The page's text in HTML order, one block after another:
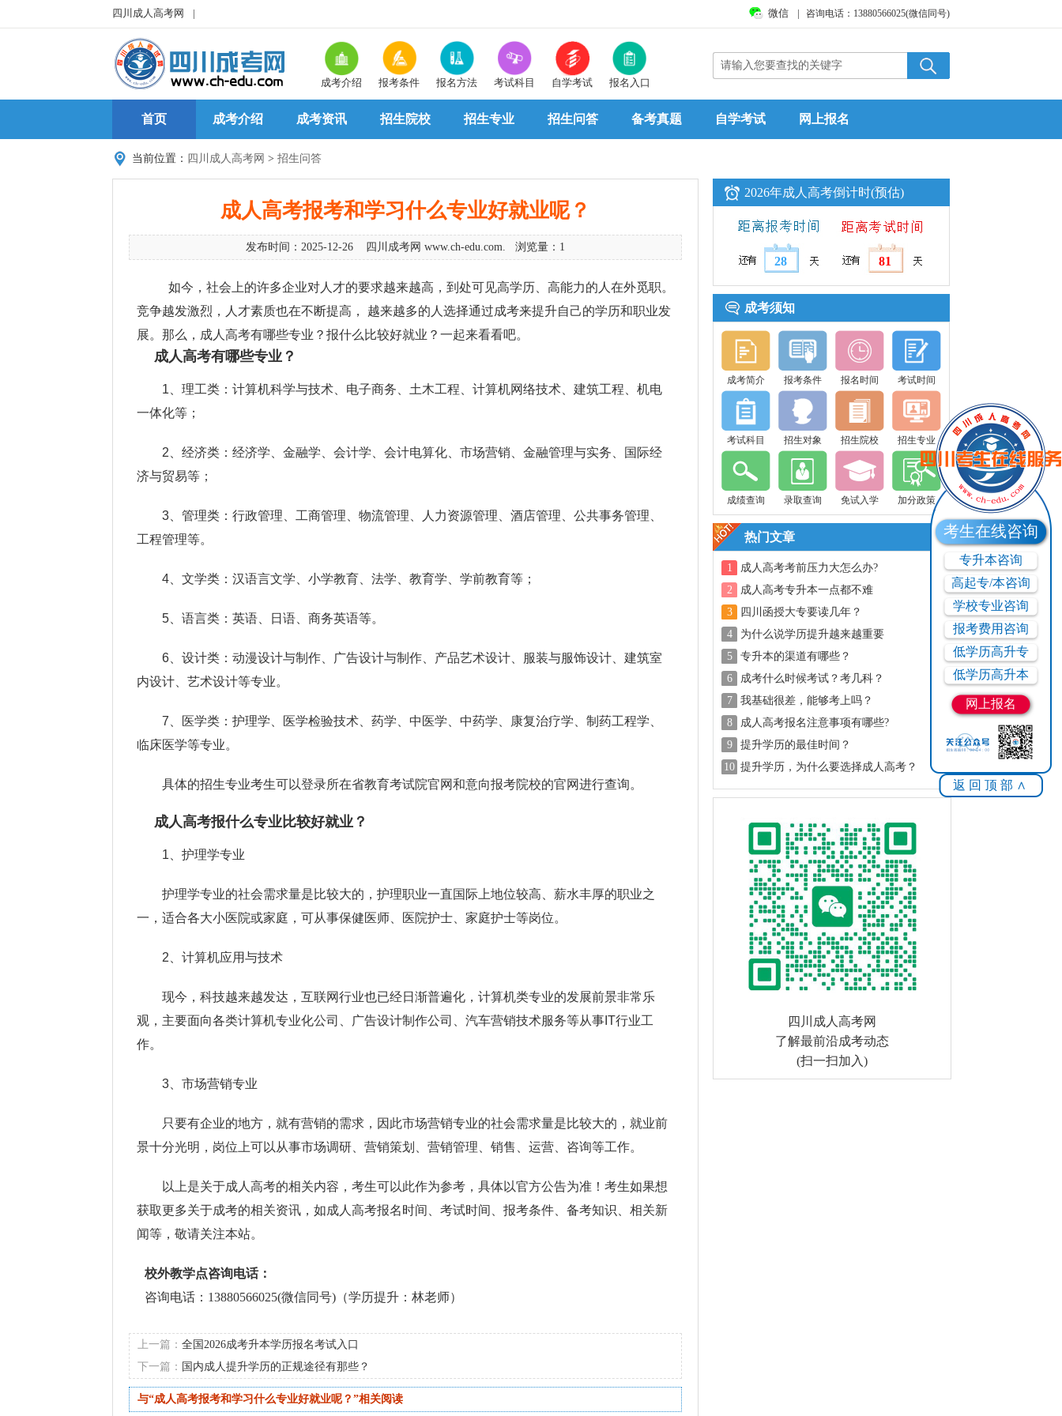
考生在线咨询
专升本咨询
高起专/本咨询
学校专业咨询
报考费用咨询
低学历高升专
低学历高升本
网上报名
返回顶部∧
四川成人高考网 | 微信 | 咨询电话：13880566025(微信同号)
成考介绍 报考条件 报名方法 考试科目 自学考试 报名入口
首页 成考介绍 成考资讯 招生院校 招生专业 招生问答 备考真题 自学考试 网上报名
当前位置： 四川成人高考网 > 招生问答
成人高考报考和学习什么专业好就业呢？
发布时间：2025-12-26 四川成考网 www.ch-edu.com. 浏览量：1
如今，社会上的许多企业对人才的要求越来越高，到处可见高学历、高能力的人在外觅职。
竞争越发激烈，人才素质也在不断提高， 越来越多的人选择通过成考来提升自己的学历和职业发
展。那么，成人高考有哪些专业？报什么比较好就业？一起来看看吧。
成人高考有哪些专业？
1、理工类：计算机科学与技术、电子商务、土木工程、计算机网络技术、建筑工程、机电
一体化等；
2、经济类：经济学、金融学、会计学、会计电算化、市场营销、金融管理与实务、国际经
济与贸易等；
3、管理类：行政管理、工商管理、物流管理、人力资源管理、酒店管理、公共事务管理、
工程管理等。
4、文学类：汉语言文学、小学教育、法学、教育学、学前教育等；
5、语言类：英语、日语、商务英语等。
6、设计类：动漫设计与制作、广告设计与制作、产品艺术设计、服装与服饰设计、建筑室
内设计、艺术设计等专业。
7、医学类：护理学、医学检验技术、药学、中医学、中药学、康复治疗学、制药工程学、
临床医学等专业。
具体的招生专业考生可以登录所在省教育考试院官网和意向报考院校的官网进行查询。
成人高考报什么专业比较好就业？
1、护理学专业
护理学专业的社会需求量是比较大的，护理职业一直国际上地位较高、薪水丰厚的职业之
一，适合各大小医院或家庭，可从事保健医师、医院护士、家庭护士等岗位。
2、计算机应用与技术
现今，科技越来越发达，互联网行业也已经日渐普遍化，计算机类专业的发展前景非常乐
观，主要面向各类计算机专业化公司、广告设计制作公司、汽车营销技术服务等从事IT行业工
作。
3、市场营销专业
只要有企业的地方，就有营销的需求，因此市场营销专业的社会需求量是比较大的，就业前
景十分光明，岗位上可以从事市场调研、营销策划、营销管理、销售、运营、咨询等工作。
以上是关于成人高考的相关内容，考生可以此作为参考，具体以官方公告为准！考生如果想
获取更多关于成考的相关资讯，如成人高考报名时间、考试时间、报考条件、备考知识、相关新
闻等，敬请关注本站。
校外教学点咨询电话：
咨询电话：13880566025(微信同号)（学历提升：林老师）
上一篇： 全国2026成考升本学历报名考试入口
下一篇： 国内成人提升学历的正规途径有那些？
与“成人高考报考和学习什么专业好就业呢？”相关阅读
2026年成人高考倒计时(预估)
28 81
成考须知
成考简介 报考条件 报名时间 考试时间
考试科目 招生对象 招生院校 招生专业
成绩查询 录取查询 免试入学 加分政策
热门文章
1
成人高考考前压力大怎么办?
2
成人高考专升本一点都不难
3
四川函授大专要读几年？
4
为什么说学历提升越来越重要
5
专升本的渠道有哪些？
6
成考什么时候考试？考几科？
7
我基础很差，能够考上吗？
8
成人高考报名注意事项有哪些?
9
提升学历的最佳时间？
10 提升学历，为什么要选择成人高考？
四川成人高考网
了解最前沿成考动态
(扫一扫加入)